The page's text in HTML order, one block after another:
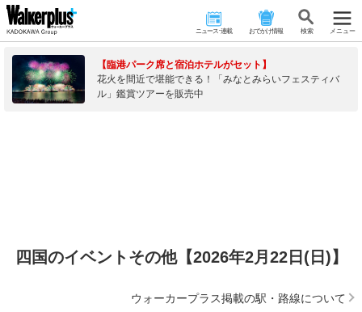
ニュース･連載 おでかけ情報 検 索 メニュー
【臨港パーク席と宿泊ホテルがセット】
花火を間近で堪能できる！「みなとみらいフェスティバ
ル」鑑賞ツアーを販売中
四国のイベントその他【2026年2月22日(日)】
ウォーカープラス掲載の駅・路線について